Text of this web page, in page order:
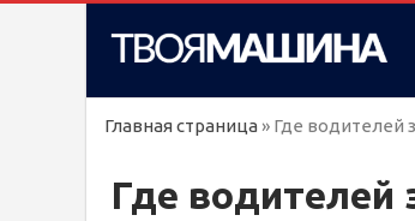
Главная страница » Где водителей
Где водителей